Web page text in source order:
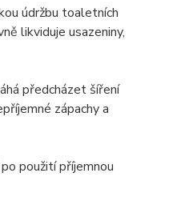
údržbu toaletních
likviduje usazeniny,
předcházet šíření
zápachy a
použití příjemnou